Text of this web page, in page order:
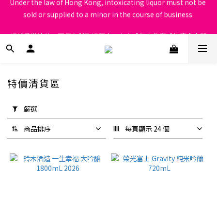
根據香港法律，不得在業務過程中，向未成年人售賣或供應令人醺
根據香港法律，不得在業務過程中，向未成年人售賣或供應令人醺
醉的酒類
用
篩
選
(0/20)
價格
特價清貨區
篩選
商品排序 每頁顯示 24 個